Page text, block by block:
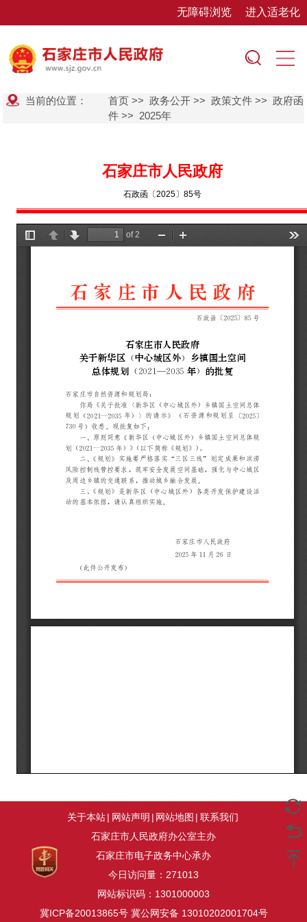
无障碍浏览 进入适老化
当前的位置： 首页 >>政务公开 >>政策文件 >>政府函
件 >> 2025年
石家庄市人民政府
石政函〔2025〕85号
关于本站| 网站声明 | 网站地图 | 联系我们
石家庄市人民政府办公室主办
石家庄市电子政务中心承办
今日访问量： 271013
网站标识码：1301000003
冀ICP备20013865号 冀公网安备 13010202001704号